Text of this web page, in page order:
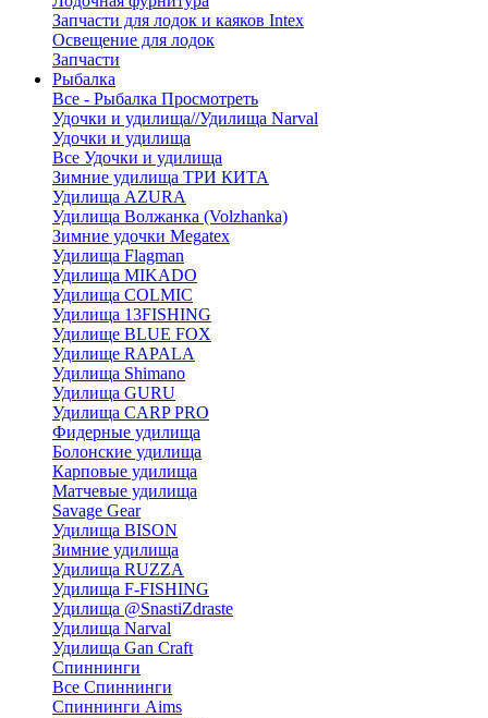
Запчасти для лодок и каяков Intex
Освещение для лодок
Запчасти
Рыбалка
Все - Рыбалка Просмотреть
Удочки и удилища//Удилища Narval
Удочки и удилища
Все Удочки и удилища
Зимние удилища ТРИ КИТА
Удилища AZURA
Удилища Волжанка (Volzhanka)
Зимние удочки Megatex
Удилища Flagman
Удилища MIKADO
Удилища COLMIC
Удилища 13FISHING
Удилище BLUE FOX
Удилище RAPALA
Удилища Shimano
Удилища GURU
Удилища CARP PRO
Фидерные удилища
Болонские удилища
Карповые удилища
Матчевые удилища
Savage Gear
Удилища BISON
Зимние удилища
Удилища RUZZA
Удилища F-FISHING
Удилища @SnastiZdraste
Удилища Narval
Удилища Gan Craft
Спиннинги
Все Спиннинги
Спиннинги Aims